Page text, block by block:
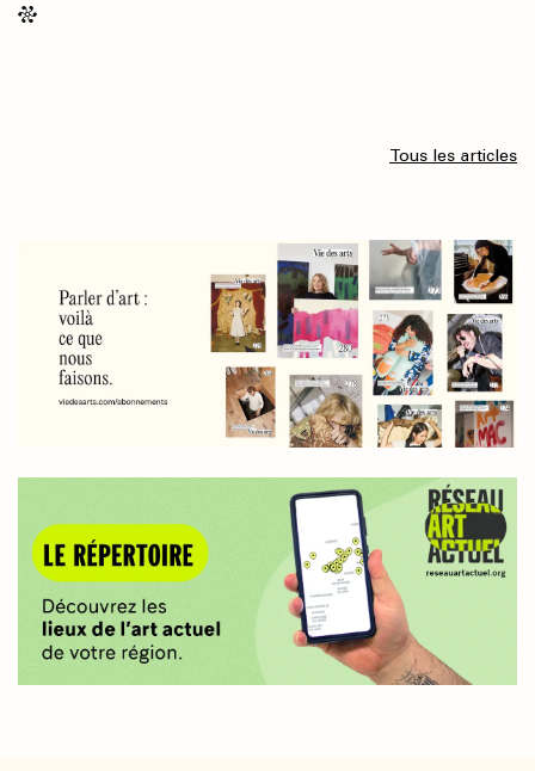
Tous les articles